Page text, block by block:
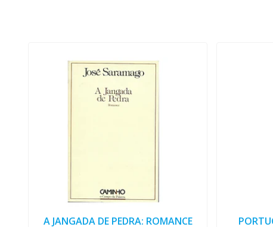
A JANGADA DE PEDRA: ROMANCE